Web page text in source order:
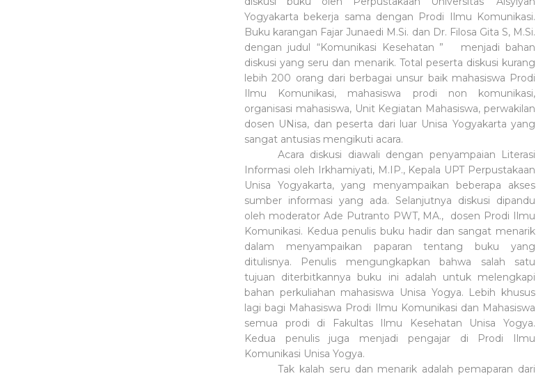
Yogyakarta bekerja sama dengan Prodi Ilmu Komunikasi.
Buku karangan Fajar Junaedi M.Si. dan Dr. Filosa Gita S, M.Si.
dengan judul “Komunikasi Kesehatan ”
menjadi bahan
diskusi yang seru dan menarik. Total peserta diskusi kurang
lebih 200 orang dari berbagai unsur baik mahasiswa Prodi
Ilmu Komunikasi, mahasiswa prodi non komunikasi,
organisasi mahasiswa, Unit Kegiatan Mahasiswa, perwakilan
dosen UNisa, dan peserta dari luar Unisa Yogyakarta yang
sangat antusias mengikuti acara.
Acara diskusi diawali dengan penyampaian Literasi
Informasi oleh Irkhamiyati, M.IP., Kepala UPT Perpustakaan
Unisa Yogyakarta, yang menyampaikan beberapa akses
sumber informasi yang ada. Selanjutnya diskusi dipandu
oleh moderator Ade Putranto PWT, MA.,
dosen Prodi Ilmu
Komunikasi. Kedua penulis buku hadir dan sangat menarik
dalam menyampaikan paparan tentang buku yang
ditulisnya. Penulis mengungkapkan bahwa salah satu
tujuan diterbitkannya buku ini adalah untuk melengkapi
bahan perkuliahan mahasiswa Unisa Yogya. Lebih khusus
lagi bagi Mahasiswa Prodi Ilmu Komunikasi dan Mahasiswa
semua prodi di Fakultas Ilmu Kesehatan Unisa Yogya.
Kedua penulis juga menjadi pengajar di Prodi Ilmu
Komunikasi Unisa Yogya.
Tak kalah seru dan menarik adalah pemaparan dari